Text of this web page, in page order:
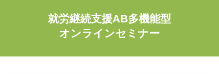
就労継続支援AB多機能型
オンラインセミナー